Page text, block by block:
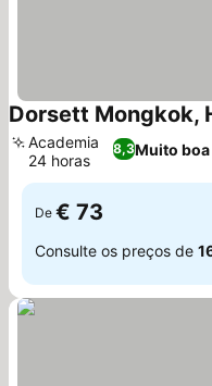
Dorsett Mongkok,
8,3Muito boa
Academia
24 horas
De € 73
Consulte os preços de